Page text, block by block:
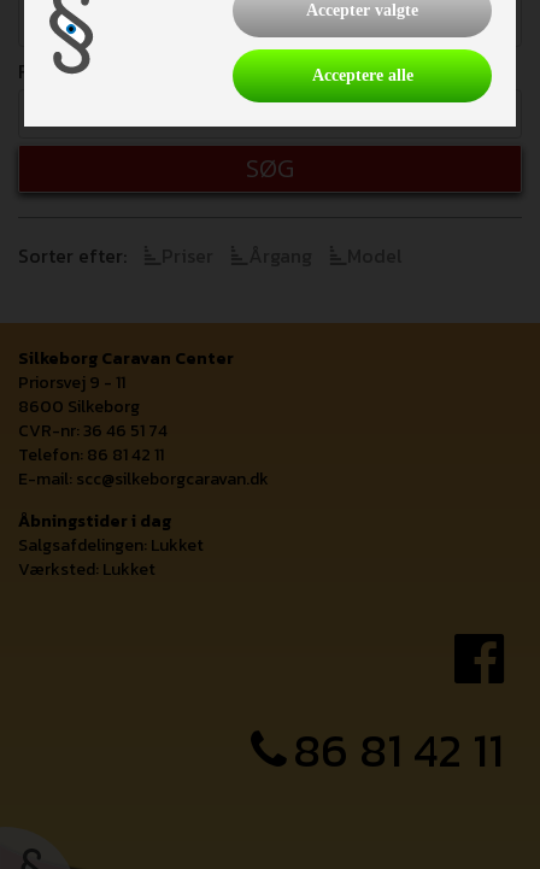
Vælg
FRITEKST
SØG
Sorter efter:
Silkeborg Caravan Center
Priorsvej 9 - 11
8600 Silkeborg
CVR-nr: 36 46 51 74
Telefon: 86 81 42 11
E-mail: scc@silkeborgcaravan.dk
Åbningstider i dag
Salgsafdelingen: Lukket
Værksted: Lukket
86 81 42 11
Accepter valgte
Acceptere alle